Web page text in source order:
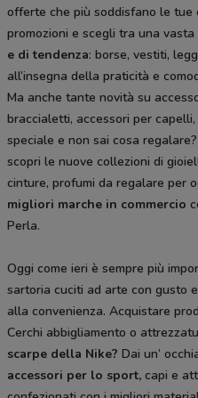
offerte che più soddisfano le
promozioni e scegli tra una vasta
e di tendenza: borse, vestiti,
all’insegna della praticità e
Ma anche tante novità su
braccialetti, accessori per
speciale e non sai cosa
scopri le nuove collezioni di
cinture, profumi da regalare per
migliori marche in commercio
Perla.
Oggi come ieri è sempre più
sartoria cuciti ad arte con gusto
alla convenienza. Acquistare
Cerchi abbigliamento o
scarpe della Nike? Dai un’
accessori per lo sport, capi e